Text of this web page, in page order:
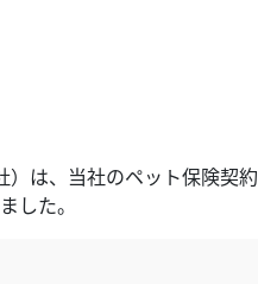
）は、当社のペット保険契約
した。